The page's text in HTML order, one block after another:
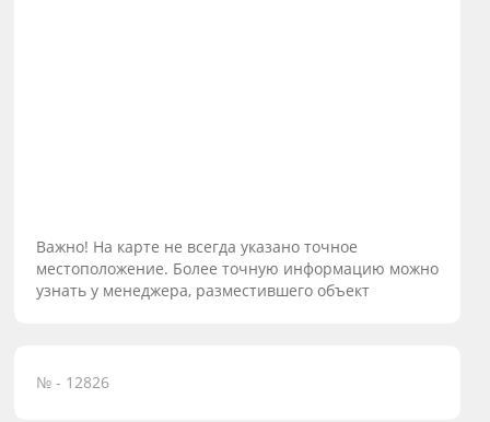
Важно! На карте не всегда указано точное
местоположение. Более точную информацию можно
узнать у менеджера, разместившего объект
№ - 12826